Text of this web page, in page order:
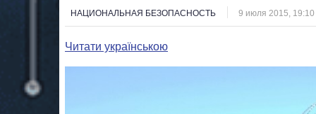
НАЦИОНАЛЬНАЯ БЕЗОПАСНОСТЬ 9 июля 2015, 19:10
Читати українською